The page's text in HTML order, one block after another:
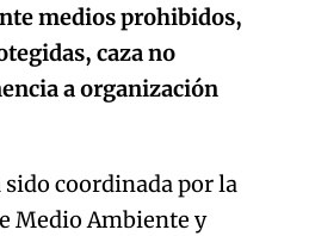
medios prohibidos,
caza no
a organización
coordinada por la
Medio Ambiente y